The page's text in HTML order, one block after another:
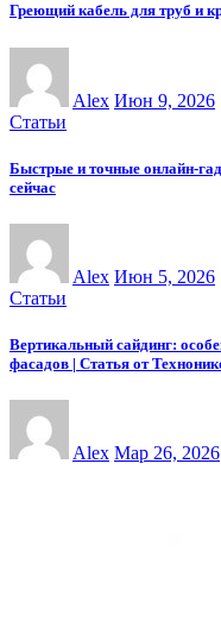
Греющий кабель для труб и
Alex Июн 9, 2026
Статьи
Быстрые и точные онлайн-
сейчас
Alex Июн 5, 2026
Статьи
Вертикальный сайдинг:
фасадов | Статья от
Alex Мар 26, 2026